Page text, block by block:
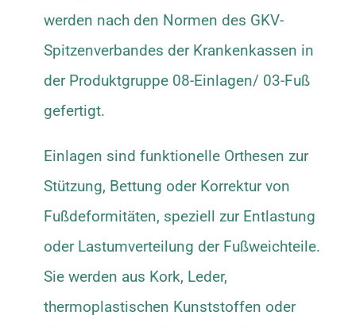
werden nach den Normen des GKV-
Spitzenverbandes der Krankenkassen in
der Produktgruppe 08-Einlagen/ 03-Fuß
gefertigt.
Einlagen sind funktionelle Orthesen zur
Stützung, Bettung oder Korrektur von
Fußdeformitäten, speziell zur Entlastung
oder Lastumverteilung der Fußweichteile.
Sie werden aus Kork, Leder,
thermoplastischen Kunststoffen oder